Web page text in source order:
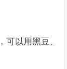
可以用黑豆、